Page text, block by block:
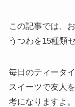
この記事では、
うつわを15種類
毎日のティータ
スイーツで友人
考になりますよ。